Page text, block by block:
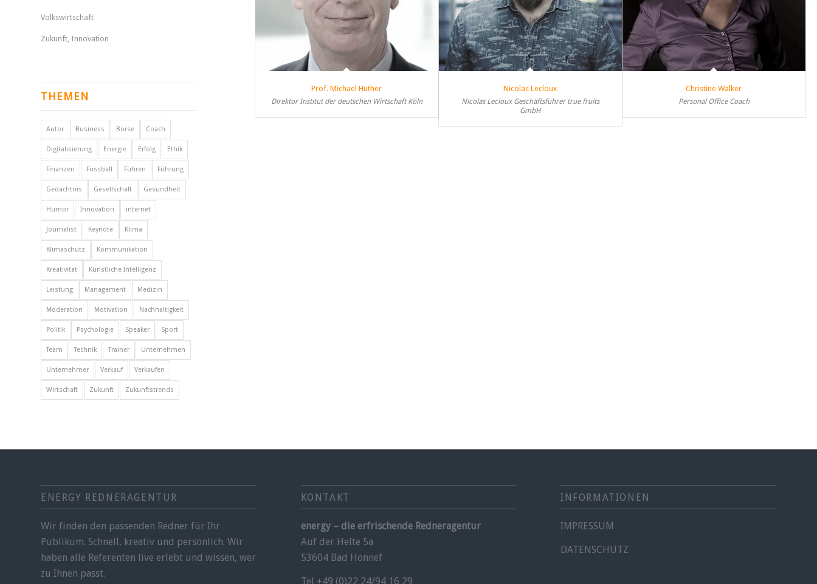
Prof. Michael Hüther
Direktor Institut der deutschen Wirtschaft Köln
Nicolas Lecloux
Nicolas Lecloux Geschäftsführer true fruits
GmbH
Christine Walker
Personal Office Coach
Volkswirtschaft
Zukunft, Innovation
THEMEN
Autor Business Börse Coach
Digitalisierung Energie Erfolg Ethik
Finanzen Fussball Führen Führung
Gedächtnis Gesellschaft Gesundheit
Humor Innovation internet
Journalist Keynote Klima
Klimaschutz Kommunikation
Kreativität Künstliche Intelligenz
Leistung Management Medizin
Moderation Motivation Nachhaltigkeit
Politik Psychologie Speaker Sport
Team Technik Trainer Unternehmen
Unternehmer Verkauf Verkaufen
Wirtschaft Zukunft Zukunftstrends
ENERGY REDNERAGENTUR
Wir finden den passenden Redner für Ihr
Publikum. Schnell, kreativ und persönlich. Wir
haben alle Referenten live erlebt und wissen, wer
zu Ihnen passt.
KONTAKT
energy – die erfrischende Redneragentur
Auf der Helte 5a
53604 Bad Honnef
Tel +49 (0)22 24/94 16 29
INFORMATIONEN
IMPRESSUM
DATENSCHUTZ